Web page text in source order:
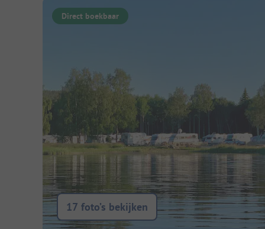
Direct boekbaar
17 foto’s bekijken